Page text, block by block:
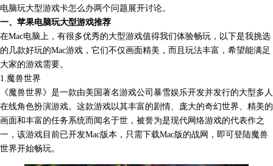
电脑玩大型游戏卡怎么办两个问题展开讨论。
一、苹果电脑玩大型游戏推荐
在Mac电脑上，有很多优秀的大型游戏值得我们体验畅玩，以下是我挑选
的几款好玩的Mac游戏，它们不仅画面精美，而且玩法丰富，希望能满足
大家的游戏需要。
1.魔兽世界
《魔兽世界》是一款由美国著名游戏公司暴雪娱乐开发并发行的大型多人
在线角色扮演游戏。这款游戏以其丰富的剧情、庞大的奇幻世界、精美的
画面和丰富的任务系统而闻名于世，被誉为是现代网络游戏的代表作之
一，该游戏目前已开发Mac版本，只需下载Mac版的战网，即可登陆魔兽
世界开始畅玩。